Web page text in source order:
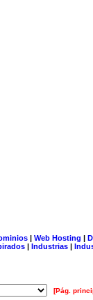
| Web Hosting |
| Industrias |
[Pág.